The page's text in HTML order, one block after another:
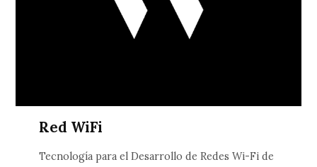
Red WiFi
Tecnología para el Desarrollo de Redes Wi-Fi de